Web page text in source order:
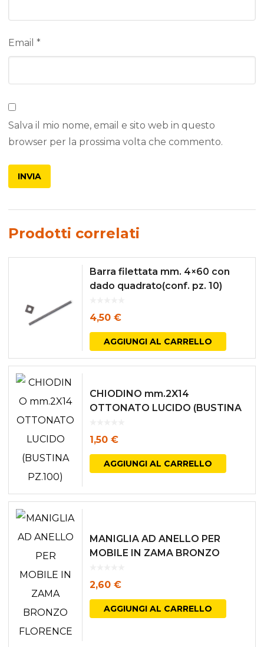
Email *
Salva il mio nome, email e sito web in questo
browser per la prossima volta che commento.
Prodotti correlati
Barra filettata mm. 4×60 con
dado quadrato(conf. pz. 10)
4,50 €
AGGIUNGI AL CARRELLO
CHIODINO mm.2X14
OTTONATO LUCIDO (BUSTINA
1,50 €
AGGIUNGI AL CARRELLO
MANIGLIA AD ANELLO PER
MOBILE IN ZAMA BRONZO
2,60 €
AGGIUNGI AL CARRELLO